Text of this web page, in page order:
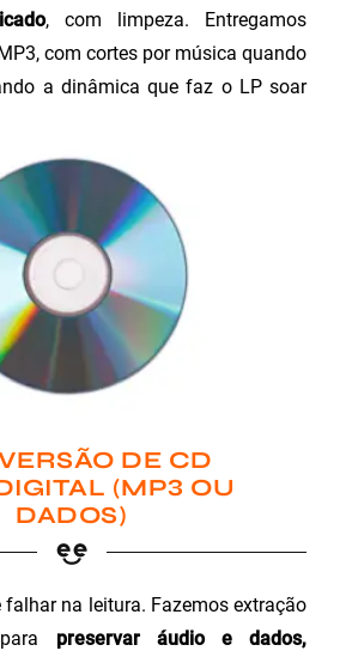
, com limpeza. Entregamos
com cortes por música quando
a dinâmica que faz o LP soar
DE CD
(MP3 OU
DADOS)
na leitura. Fazemos extração
preservar áudio e dados,